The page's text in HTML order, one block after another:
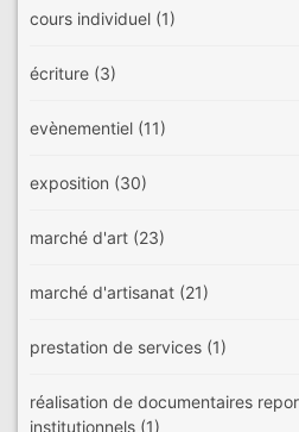
cours individuel (1)
écriture (3)
evènementiel (11)
exposition (30)
marché d'art (23)
marché d'artisanat (21)
prestation de services (1)
réalisation de documentaires
institutionnels (1)